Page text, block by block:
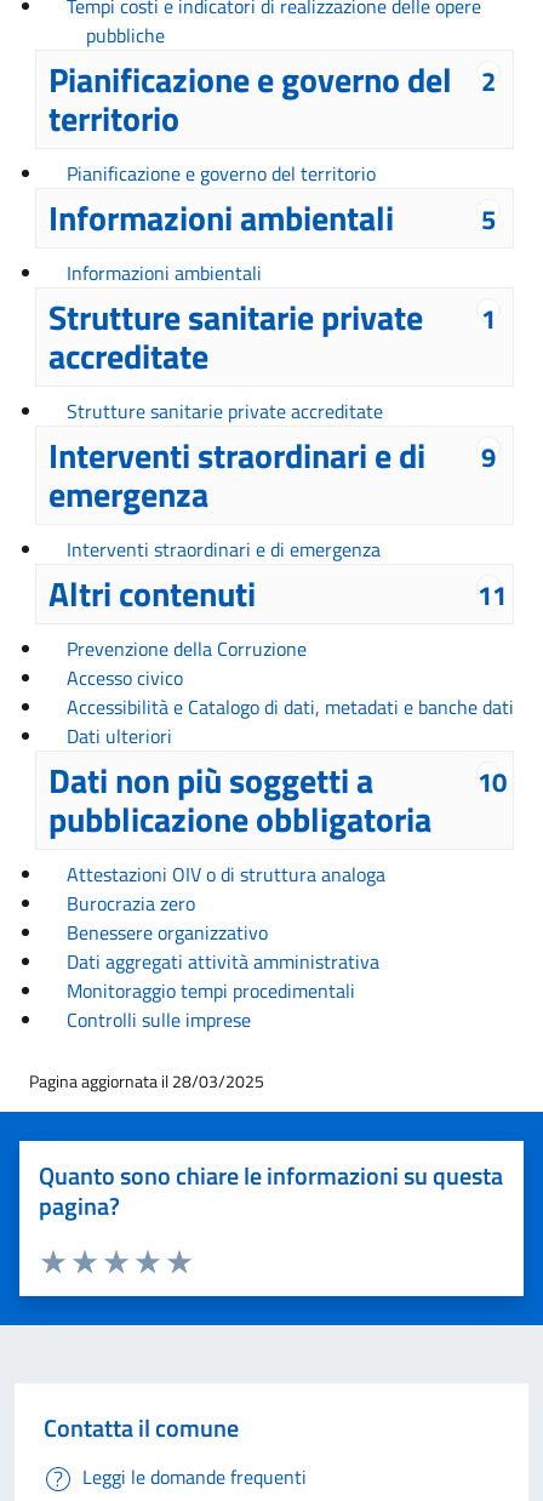
Tempi costi e indicatori di realizzazione delle opere
pubbliche
2
Pianificazione e governo del
territorio
Pianificazione e governo del territorio
5
Informazioni ambientali
Informazioni ambientali
1
Strutture sanitarie private
accreditate
Strutture sanitarie private accreditate
9
Interventi straordinari e di
emergenza
Interventi straordinari e di emergenza
11
Altri contenuti
Prevenzione della Corruzione
Accesso civico
Accessibilità e Catalogo di dati, metadati e banche dati
Dati ulteriori
10
Dati non più soggetti a
pubblicazione obbligatoria
Attestazioni OIV o di struttura analoga
Burocrazia zero
Benessere organizzativo
Dati aggregati attività amministrativa
Monitoraggio tempi procedimentali
Controlli sulle imprese
Pagina aggiornata il 28/03/2025
Quanto sono chiare le informazioni su questa
pagina?
Valuta 5 stelle su 5
Valuta 4 stelle su 5
Valuta 3 stelle su 5
Valuta 2 stelle su 5
Valuta 1 stelle su 5
Contatta il comune
Leggi le domande frequenti